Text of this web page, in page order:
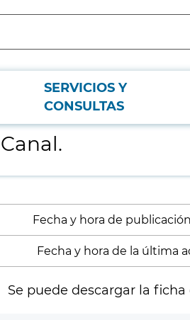
SERVICIOS Y
CONSULTAS
Fecha y hora de
Fecha y hora de la última
Se puede descargar la